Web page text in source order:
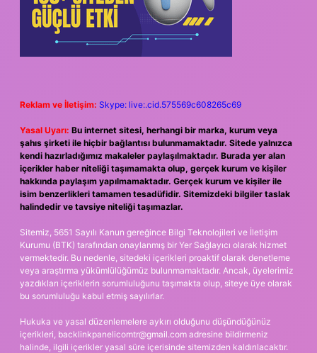
Reklam ve İletişim: Skype: live:.cid.575569c608265c69
Yasal Uyarı: Bu internet sitesi, herhangi bir marka, kurum veya
şahıs şirketi ile hiçbir bağlantısı bulunmamaktadır. Sitede yalnızca
kendi hazırladığımız makaleler paylaşılmaktadır. Burada yer alan
içerikler haber niteliği taşımamakta olup, gerçek kurum ve kişiler
hakkında paylaşım yapılmamaktadır. Gerçek kurum ve kişiler ile
isim benzerlikleri tamamen tesadüfidir. Sitemizdeki bilgiler taslak
halindedir ve tavsiye niteliği taşımazlar.
Sitemiz, 5651 Sayılı Kanun gereğince Bilgi Teknolojileri ve İletişim
Kurumu (BTK) tarafından onaylanmış bir Yer Sağlayıcı olarak hizmet
vermektedir. Bu nedenle, sitedeki içerikleri proaktif olarak denetleme
veya araştırma yükümlülüğümüz bulunmamaktadır. Ancak, üyelerimiz
yazdıkları içeriklerin sorumluluğunu taşımakta olup, siteye üye olarak
bu sorumluluğu kabul etmiş sayılırlar.
Hukuka ve yasal düzenlemelere aykırı olduğunu düşündüğünüz
içerikleri, backlinkpanelicomtr@gmail.com adresine bildirmeniz
halinde, ilgili içerikler yasal süre içerisinde sitemizden kaldırılacaktır.